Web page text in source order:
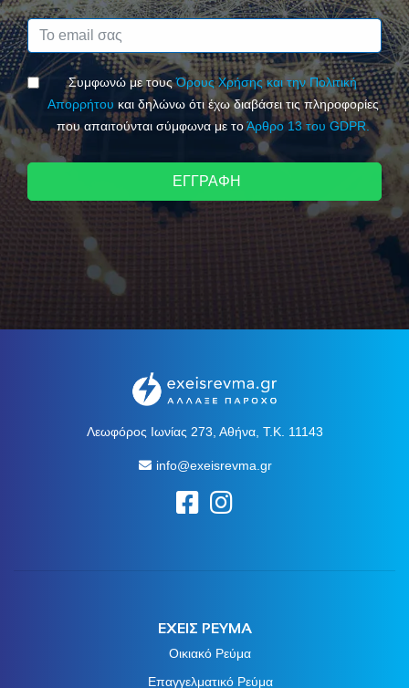
Συμφωνώ με τουςΌρους Χρήσης και την Πολιτική
Απορρήτου και δηλώνω ότι έχω διαβάσει τις πληροφορίες
που απαιτούνται σύμφωνα με τοΆρθρο 13 του GDPR.
ΕΓΓΡΑΦΗ
Λεωφόρος Ιωνίας 273, Αθήνα, Τ.Κ. 11143
info@exeisrevma.gr
ΕΧΕΙΣ ΡΕΥΜΑ
Οικιακό Ρεύμα
Επαγγελματικό Ρεύμα